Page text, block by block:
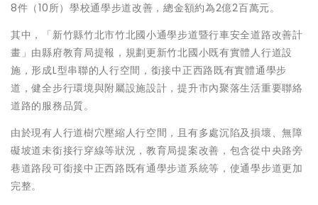
8件（10所）學校通學步道改善，總金額約為2億2百萬元。
其中，「新竹縣竹北市竹北國小通學步道暨行車安全道路改善計
畫」由縣府教育局提報，規劃更新竹北國小既有實體人行道設
施，形成L型串聯的人行空間，銜接中正西路既有實體通學步
道，健全步行環境與附屬設施設計，提升市內聚落生活重要聯絡
道路的服務品質。
由於現有人行道樹穴壓縮人行空間，且有多處沉陷及損壞、無障
礙坡道未銜接行穿線等狀況，教育局提案改善，包含從中央路旁
巷道路段可銜接中正西路既有通學步道系統等，使通學步道更加
完整。